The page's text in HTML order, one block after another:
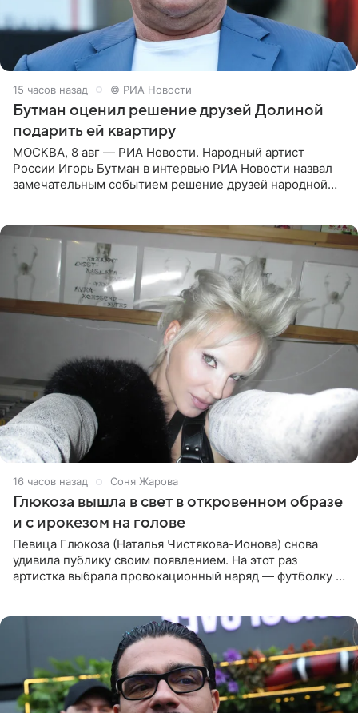
15 часов назад © РИА Новости
Бутман оценил решение друзей Долиной
подарить ей квартиру
МОСКВА, 8 авг — РИА Новости. Народный артист
России Игорь Бутман в интервью РИА Новости назвал
замечательным событием решение друзей народной
16 часов назад Соня Жарова
Глюкоза вышла в свет в откровенном образе
и с ирокезом на голове
Певица Глюкоза (Наталья Чистякова-Ионова) снова
удивила публику своим появлением. На этот раз
артистка выбрала провокационный наряд — футболку с